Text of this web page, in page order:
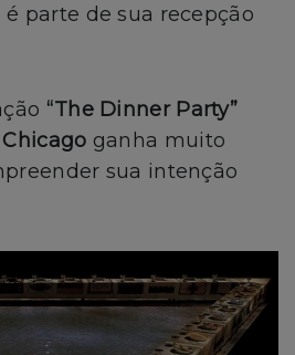
parte de sua recepção
“The Dinner Party”
ganha muito
sua intenção